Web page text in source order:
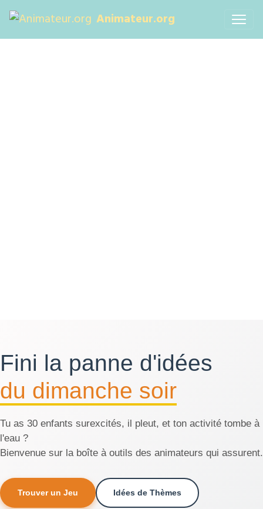
Animateur.org
Fini la panne d'idées
du dimanche soir
Tu as 30 enfants surexcités, il pleut, et ton activité tombe à
l'eau ?
Bienvenue sur la boîte à outils des animateurs qui assurent.
Trouver un Jeu Idées de Thèmes